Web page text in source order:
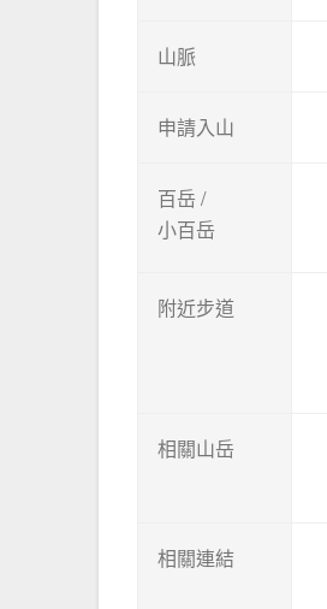
山脈
申請入山
百岳 /
小百岳
附近步道
相關山岳
相關連結